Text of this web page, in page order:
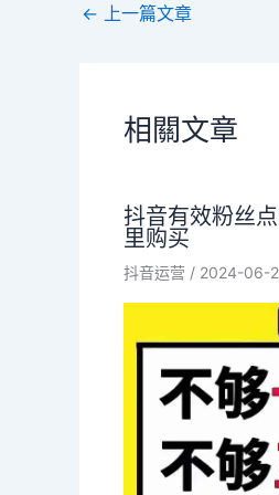
← 上一篇文章
相關文章
抖音有效粉丝
里购买
抖音运营 / 2024-06-